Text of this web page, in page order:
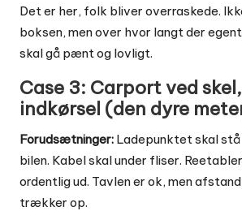
Det er her, folk bliver overraskede.
boksen, men over hvor langt der
skal gå pænt og lovligt.
Case 3: Carport ved
indkørsel (den dyre
Forudsætninger: Ladepunktet skal stå
bilen. Kabel skal under fliser.
ordentlig ud. Tavlen er ok, men
trækker op.